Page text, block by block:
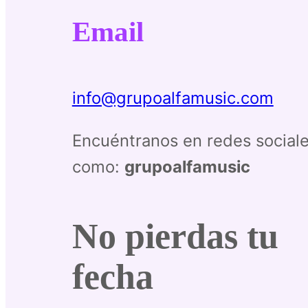
Email
info@grupoalfamusic.com
Encuéntranos en redes
como: grupoalfamusic
No pierdas tu
fecha